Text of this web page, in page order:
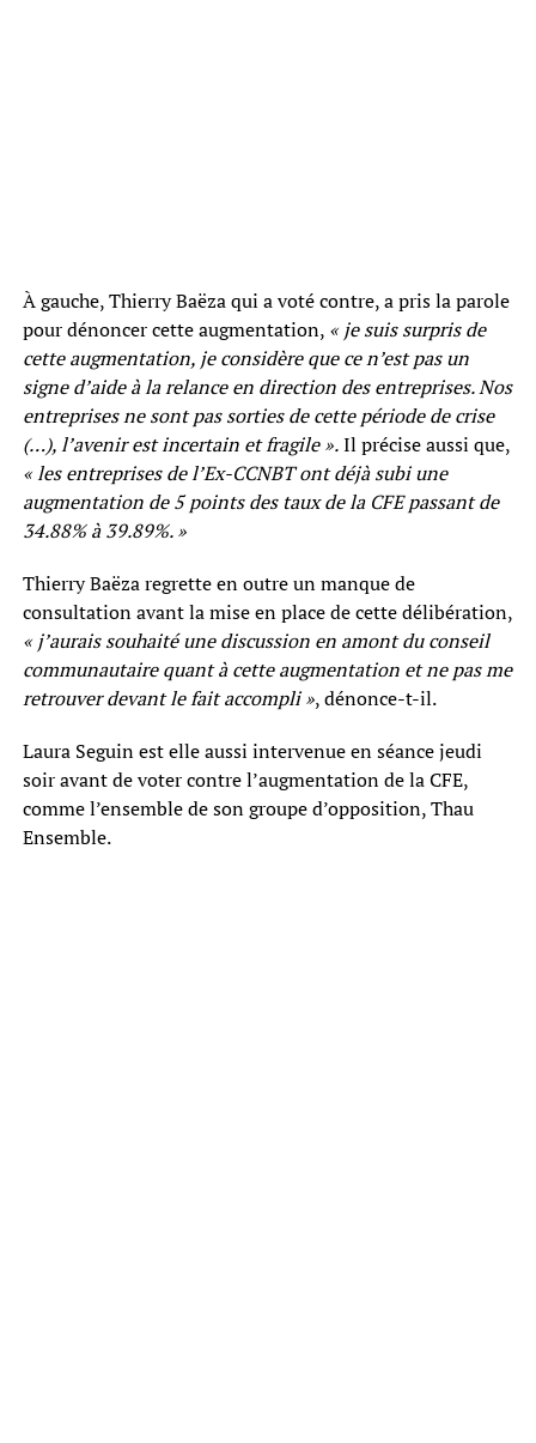
À gauche, Thierry Baëza qui a voté contre, a pris la parole
pour dénoncer cette augmentation, « je suis surpris de
cette augmentation, je considère que ce n’est pas un
signe d’aide à la relance en direction des entreprises. Nos
entreprises ne sont pas sorties de cette période de crise
(…), l’avenir est incertain et fragile ».Il précise aussi que,
« les entreprises de l’Ex-CCNBT ont déjà subi une
augmentation de 5 points des taux de la CFE passant de
34.88% à 39.89%. »
Thierry Baëza regrette en outre un manque de
consultation avant la mise en place de cette délibération,
« j’aurais souhaité une discussion en amont du conseil
communautaire quant à cette augmentation et ne pas me
retrouver devant le fait accompli », dénonce-t-il.
Laura Seguin est elle aussi intervenue en séance jeudi
soir avant de voter contre l’augmentation de la CFE,
comme l’ensemble de son groupe d’opposition, Thau
Ensemble.